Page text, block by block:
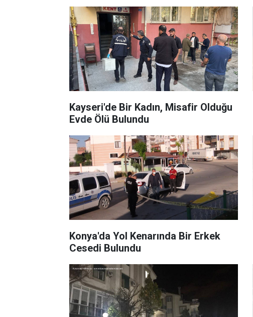
Kayseri'de Bir Kadın, Misafir Olduğu
Evde Ölü Bulundu
Konya'da Yol Kenarında Bir Erkek
Cesedi Bulundu